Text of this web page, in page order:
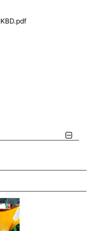
ZULETZT ANGESEHENE